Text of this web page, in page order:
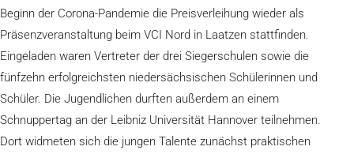
Beginn der Corona-Pandemie die Preisverleihung wieder als
Präsenzveranstaltung beim VCI Nord in Laatzen stattfinden.
Eingeladen waren Vertreter der drei Siegerschulen sowie die
fünfzehn erfolgreichsten niedersächsischen Schülerinnen und
Schüler. Die Jugendlichen durften außerdem an einem
Schnuppertag an der Leibniz Universität Hannover teilnehmen.
Dort widmeten sich die jungen Talente zunächst praktischen